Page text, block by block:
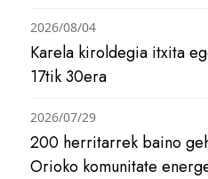
Karela kiroldegia itxita
17tik 30era
2026/08/04
200 herritarrek baino
Orioko komunitate
2026/07/29